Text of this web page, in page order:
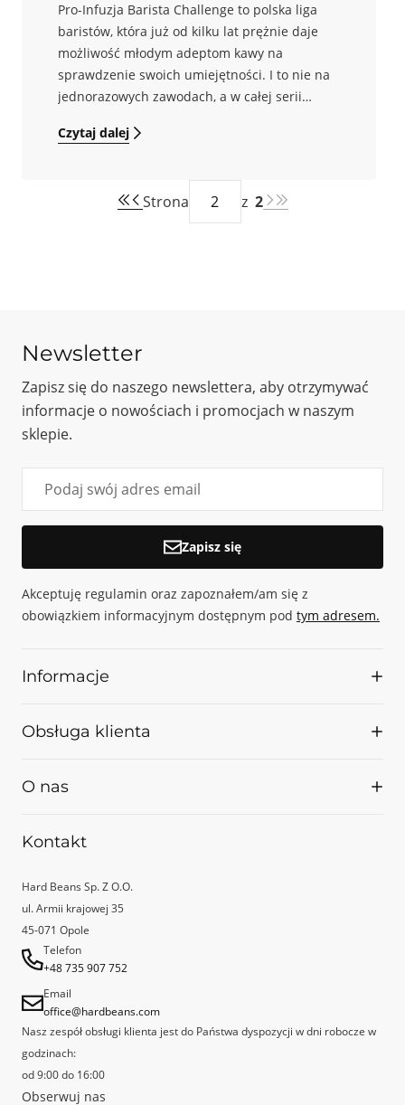
Pro-Infuzja Barista Challenge to polska liga
baristów, która już od kilku lat prężnie daje
możliwość młodym adeptom kawy na
sprawdzenie swoich umiejętności. I to nie na
jednorazowych zawodach, a w całej serii
finałem w Opolu!
Czytaj dalej
Strona z 2
Newsletter
Zapisz się do naszego newslettera, aby otrzymywać
informacje o nowościach i promocjach w naszym
sklepie.
Zapisz się
Akceptuję regulamin oraz zapoznałem/am się z
obowiązkiem informacyjnym dostępnym pod tym adresem.
Informacje
Palarnia
Z kim współpracujemy
Obsługa klienta
Kontakt
Regulamin
Polityka prywatności
O nas
Nasze korzenie sięgają 2009 roku, wtedy bowiem rozpoczęła w Opolu
miejsca, które uznane zostało przez Specialty Coffee Association Poland
za najlepszą kawiarnię Speciality w Polsce.
Kontakt
Hard Beans Sp. Z O.O.
ul. Armii krajowej 35
45-071 Opole
Telefon
+48 735 907 752
Email
office@hardbeans.com
Nasz zespół obsługi klienta jest do Państwa dyspozycji w dni robocze w
godzinach:
od 9:00 do 16:00
Obserwuj nas